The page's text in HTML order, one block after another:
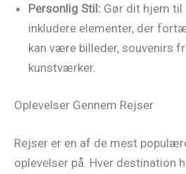
Personlig Stil: Gør dit hjem
inkludere elementer, der
kan være billeder, souvenirs
kunstværker.
Oplevelser Gennem Rejser
Rejser er en af de mest
oplevelser på. Hver destination